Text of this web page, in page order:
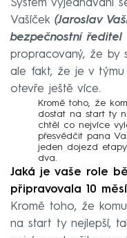
Systém vyjednávání
Vašíček (Jaroslav
bezpečnostní ředitel
propracovaný, že by
ale fakt, že je v týmu
otevře ještě více.
Kromě toho, že
dostat na start ty
chtěl co nejvíce
přesvědčit pana
jeden dojezd
dva.
Jaká je vaše role
připravovala 10
Kromě toho, že
na start ty nejlepší,